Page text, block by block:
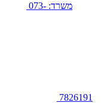
משרד: 073-
7826191